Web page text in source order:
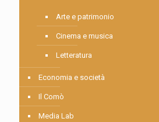
Arte e patrimonio
Cinema e musica
Letteratura
Economia e società
Il Comò
Media Lab